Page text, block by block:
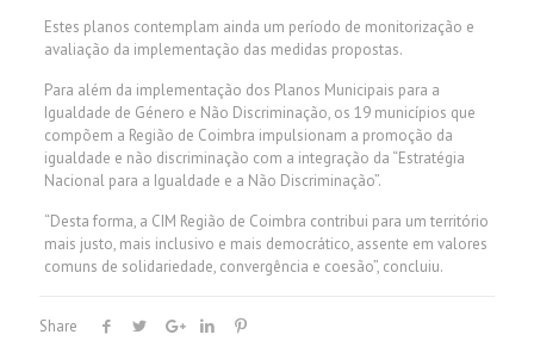
Estes planos contemplam ainda um período de monitorização e
avaliação da implementação das medidas propostas.
Para além da implementação dos Planos Municipais para a
Igualdade de Género e Não Discriminação, os 19 municípios que
compõem a Região de Coimbra impulsionam a promoção da
igualdade e não discriminação com a integração da “Estratégia
Nacional para a Igualdade e a Não Discriminação”.
“Desta forma, a CIM Região de Coimbra contribui para um território
mais justo, mais inclusivo e mais democrático, assente em valores
comuns de solidariedade, convergência e coesão”, concluiu.
Share